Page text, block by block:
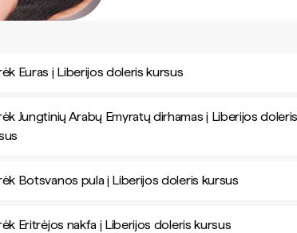
Euras į Liberijos doleris kursus
Jungtinių Arabų Emyratų dirhamas į Liberijos
Botsvanos pula į Liberijos doleris kursus
Eritrėjos nakfa į Liberijos doleris kursus